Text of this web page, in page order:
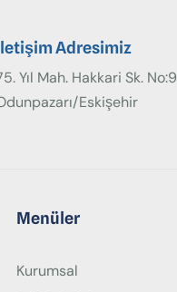
Adresimiz
Yıl Mah. Hakkari Sk. No:9
Eskişehir
Menüler
Kurumsal